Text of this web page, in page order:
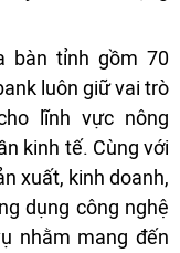
bàn tỉnh gồm 70
luôn giữ vai trò
lĩnh vực nông
kinh tế. Cùng với
xuất, kinh doanh,
dụng công nghệ
nhằm mang đến